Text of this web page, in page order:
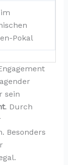
Pokal
sein
. Durch
Besonders